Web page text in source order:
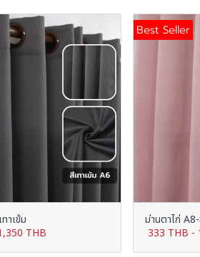
าเข้ม
THB
Best Seller
ม่านตาไก่
333 THB -